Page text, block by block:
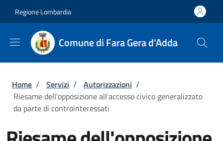
Regione Lombardia
Comune di Fara Gera d'Adda
Briciole di pane
Home / Servizi / Autorizzazioni /
Riesame dell'opposizione all'accesso civico generalizzato
da parte di controinteressati